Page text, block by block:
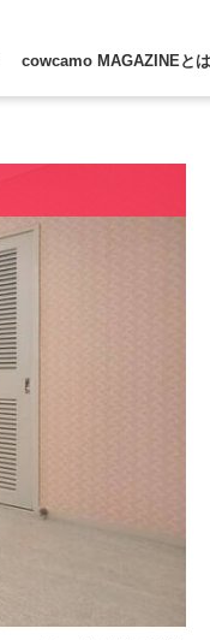
cowcamo MAGAZINEとは